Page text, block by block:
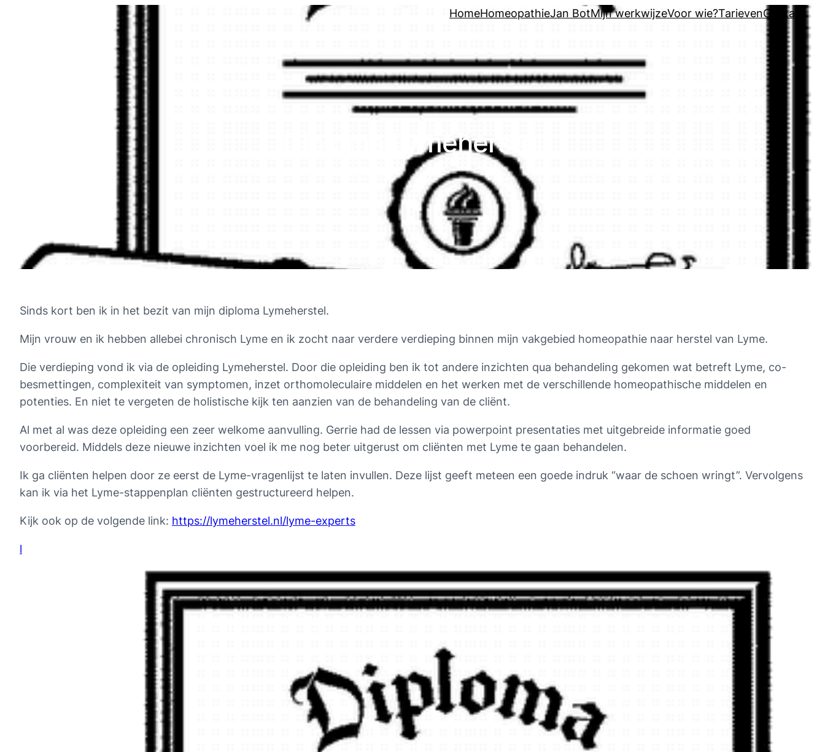
HomeHomeopathieJan BotMijn werkwijzeVoor wie?TarievenContact
Diploma Lymeherstel
Sinds kort ben ik in het bezit van mijn diploma Lymeherstel.
Mijn vrouw en ik hebben allebei chronisch Lyme en ik zocht naar verdere verdieping binnen mijn vakgebied homeopathie naar herstel van Lyme.
Die verdieping vond ik via de opleiding Lymeherstel. Door die opleiding ben ik tot andere inzichten qua behandeling gekomen wat betreft Lyme, co-
besmettingen, complexiteit van symptomen, inzet orthomoleculaire middelen en het werken met de verschillende homeopathische middelen en
potenties. En niet te vergeten de holistische kijk ten aanzien van de behandeling van de cliënt.
Al met al was deze opleiding een zeer welkome aanvulling. Gerrie had de lessen via powerpoint presentaties met uitgebreide informatie goed
voorbereid. Middels deze nieuwe inzichten voel ik me nog beter uitgerust om cliënten met Lyme te gaan behandelen.
Ik ga cliënten helpen door ze eerst de Lyme-vragenlijst te laten invullen. Deze lijst geeft meteen een goede indruk “waar de schoen wringt”. Vervolgens
kan ik via het Lyme-stappenplan cliënten gestructureerd helpen.
Kijk ook op de volgende link: https://lymeherstel.nl/lyme-experts
l